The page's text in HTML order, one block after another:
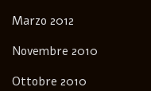
Marzo 2012
Novembre 2010
Ottobre 2010